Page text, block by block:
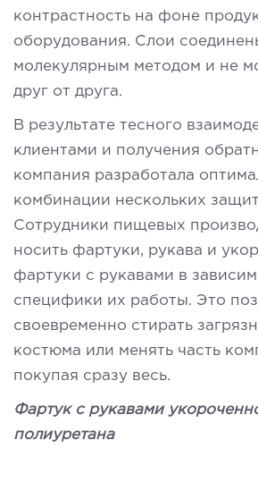
контрастность на фоне
оборудования. Слои
молекулярным методом и не
друг от друга.
В результате тесного
клиентами и получения
компания разработала
комбинации нескольких
Сотрудники пищевых
носить фартуки, рукава и
фартуки с рукавами в
специфики их работы. Это
своевременно стирать
костюма или менять часть
покупая сразу весь.
Фартук с рукавами
полиуретана